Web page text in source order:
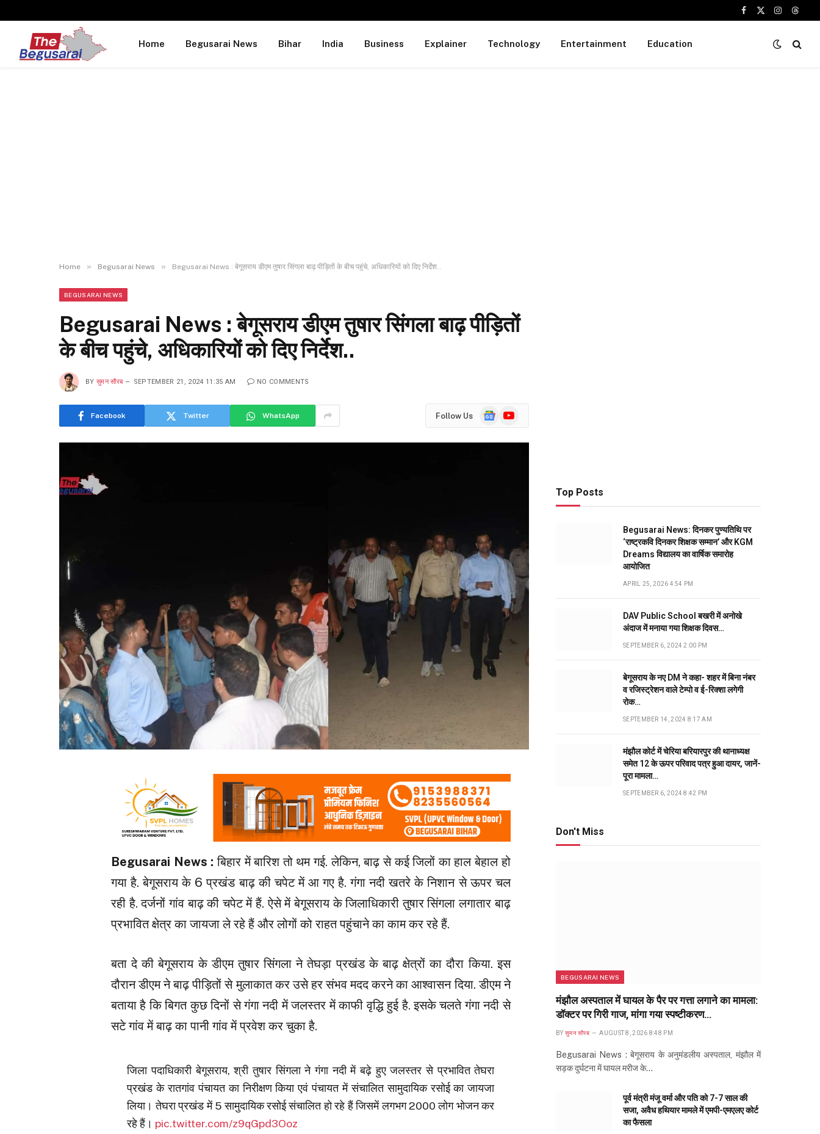
Facebook
X
Instagram
Home Begusarai News Bihar India Business Explainer Technology Entertainment Education
Home » Begusarai News » Begusarai News : बेगूसराय डीएम तुषार सिंगला बाढ़ पीड़ितों के बीच पहुंचे, अधिकारियों को दिए निर्देश..
BEGUSARAI NEWS
Begusarai News : बेगूसराय डीएम तुषार सिंगला बाढ़ पीड़ितों
के बीच पहुंचे, अधिकारियों को दिए निर्देश..
BY सुमन सौरब SEPTEMBER 21, 2024 11:35 AM NO COMMENTS
Facebook Twitter WhatsApp Follow Us
GoogleYouTube
Begusarai News :बिहार में बारिश तो थम गई. लेकिन, बाढ़ से कई जिलों का हाल बेहाल हो
गया है. बेगूसराय के 6 प्रखंड बाढ़ की चपेट में आ गए है. गंगा नदी खतरे के निशान से ऊपर चल
रही है. दर्जनों गांव बाढ़ की चपेट में हैं. ऐसे में बेगूसराय के जिलाधिकारी तुषार सिंगला लगातार बाढ़
प्रभावित क्षेत्र का जायजा ले रहे हैं और लोगों को राहत पहुंचाने का काम कर रहे हैं.
बता दे की बेगूसराय के डीएम तुषार सिंगला ने तेघड़ा प्रखंड के बाढ़ क्षेत्रों का दौरा किया. इस
दौरान डीएम ने बाढ़ पीड़ितों से मुलाकात कर उसे हर संभव मदद करने का आश्वासन दिया. डीएम ने
बताया है कि बिगत कुछ दिनों से गंगा नदी में जलस्तर में काफी वृद्धि हुई है. इसके चलते गंगा नदी से
सटे गांव में बाढ़ का पानी गांव में प्रवेश कर चुका है.
जिला पदाधिकारी बेगूसराय, श्री तुषार सिंगला ने गंगा नदी में बढ़े हुए जलस्तर से प्रभावित तेघरा
प्रखंड के रातगांव पंचायत का निरीक्षण किया एवं पंचायत में संचालित सामुदायिक रसोई का जायजा
लिया। तेघरा प्रखंड में 5 सामुदायिक रसोई संचालित हो रहे हैं जिसमें लगभग 2000 लोग भोजन कर
रहे हैं। pic.twitter.com/z9qGpd3Ooz
Top Posts
Begusarai News: दिनकर पुण्यतिथि पर
‘राष्ट्रकवि दिनकर शिक्षक सम्मान’ और KGM
Dreams विद्यालय का वार्षिक समारोह
आयोजित
APRIL 25, 2026 4:54 PM
DAV Public School बखरी में अनोखे
अंदाज में मनाया गया शिक्षक दिवस…
SEPTEMBER 6, 2024 2:00 PM
बेगूसराय के नए DM ने कहा- शहर में बिना नंबर
व रजिस्ट्रेशन वाले टेम्पो व ई-रिक्शा लगेगी
रोक…
SEPTEMBER 14, 2024 8:17 AM
मंझौल कोर्ट में चेरिया बरियारपुर की थानाध्यक्ष
समेत 12 के ऊपर परिवाद पत्र हुआ दायर, जानें-
पूरा मामला…
SEPTEMBER 6, 2024 8:42 PM
Don't Miss
BEGUSARAI NEWS
मंझौल अस्पताल में घायल के पैर पर गत्ता लगाने का मामला:
डॉक्टर पर गिरी गाज, मांगा गया स्पष्टीकरण…
BY सुमन सौरब AUGUST 8, 2026 8:48 PM
Begusarai News : बेगूसराय के अनुमंडलीय अस्पताल, मंझौल में
सड़क दुर्घटना में घायल मरीज के…
पूर्व मंत्री मंजू वर्मा और पति को 7-7 साल की
सजा, अवैध हथियार मामले में एमपी-एमएलए कोर्ट
का फैसला